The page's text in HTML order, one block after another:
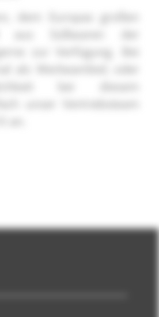
dem Europas großen
aus Süßwaren der
zur Verfügung. Bei
als Werbeartikel; oder
bei diesem
unser Vertriebsteam